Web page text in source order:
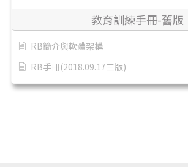
教育訓練手冊-舊版
RB簡介與軟體架構
RB手冊(2018.09.17三版)